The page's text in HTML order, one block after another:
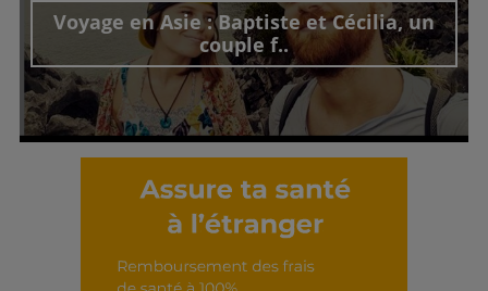
Voyage en Asie : Baptiste et Cécilia, un
couple f..
Découvrir cet interview